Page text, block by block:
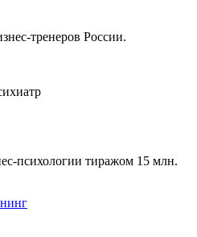
тренеров России.
психологии тиражом 15 млн.